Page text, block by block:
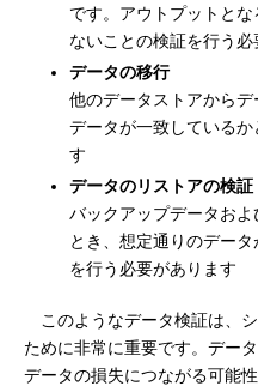
です。アウトプットと
ないことの検証を行う必
データの移行
他のデータストアから
データが一致している
す
データのリストアの検証
バックアップデータお
とき、想定通りのデー
を行う必要があります
このようなデータ検証は、
ために非常に重要です。デー
データの損失につながる可能性